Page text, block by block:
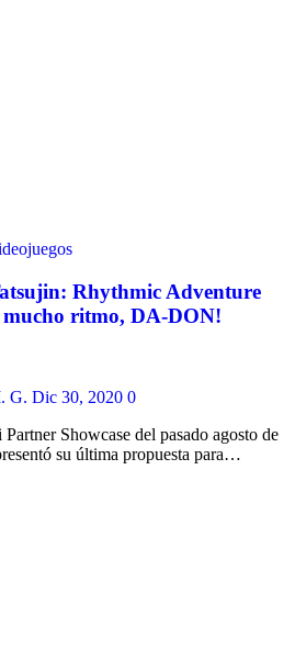
Rhythmic Adventure
mucho ritmo, DA-DON!
G. Dic 30, 2020 0
Showcase del pasado agosto de
su última propuesta para…